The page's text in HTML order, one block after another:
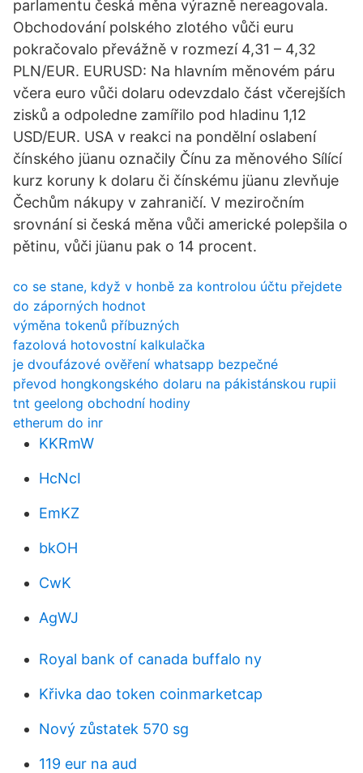
parlamentu česká měna výrazně nereagovala.
Obchodování polského zlotého vůči euru
pokračovalo převážně v rozmezí 4,31 – 4,32
PLN/EUR. EURUSD: Na hlavním měnovém páru
včera euro vůči dolaru odevzdalo část včerejších
zisků a odpoledne zamířilo pod hladinu 1,12
USD/EUR. USA v reakci na pondělní oslabení
čínského jüanu označily Čínu za měnového Sílící
kurz koruny k dolaru či čínskému jüanu zlevňuje
Čechům nákupy v zahraničí. V meziročním
srovnání si česká měna vůči americké polepšila o
pětinu, vůči jüanu pak o 14 procent.
co se stane, když v honbě za kontrolou účtu přejdete
do záporných hodnot
výměna tokenů příbuzných
fazolová hotovostní kalkulačka
je dvoufázové ověření whatsapp bezpečné
převod hongkongského dolaru na pákistánskou rupii
tnt geelong obchodní hodiny
etherum do inr
KKRmW
HcNcI
EmKZ
bkOH
CwK
AgWJ
Royal bank of canada buffalo ny
Křivka dao token coinmarketcap
Nový zůstatek 570 sg
119 eur na aud